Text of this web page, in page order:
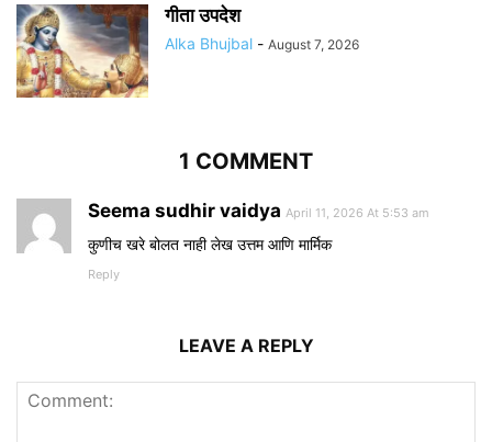
गीता उपदेश
Alka Bhujbal - August 7, 2026
1 COMMENT
Seema sudhir vaidya April 11, 2026 At 5:53 am
कुणीच खरे बोलत नाही लेख उत्तम आणि मार्मिक
Reply
LEAVE A REPLY